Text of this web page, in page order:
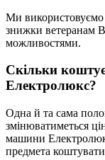
Ми використовуємо
знижки ветеранам
можливостями.
Скільки
Електролюкс?
Одна й та сама
змінюватиметься
машини
предмета